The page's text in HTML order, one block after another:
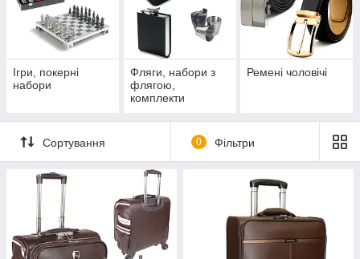
Ігри, покерні
набори
Фляги, набори з
флягою,
комплекти
Ремені чоловічі
Сортування 0 Фільтри